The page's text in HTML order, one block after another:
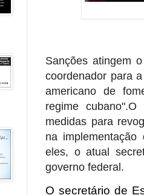
Sanções atingem
coordenador para
americano de
regime
medidas para
na
eles, o atual
governo federal.
O secretário de